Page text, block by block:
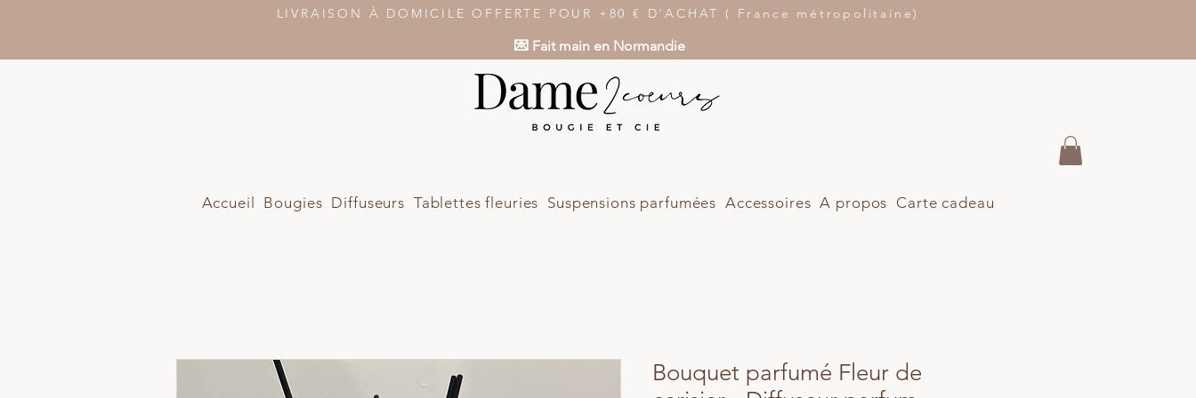
LIVRAISON À DOMICILE OFFERTE POUR +80 € D'ACHAT ( France métropolitaine)
💌 Fait main en Normandie
Accueil Bougies Diffuseurs Tablettes fleuries Suspensions parfumées Accessoires A propos Carte cadeau
Bouquet parfumé Fleur de